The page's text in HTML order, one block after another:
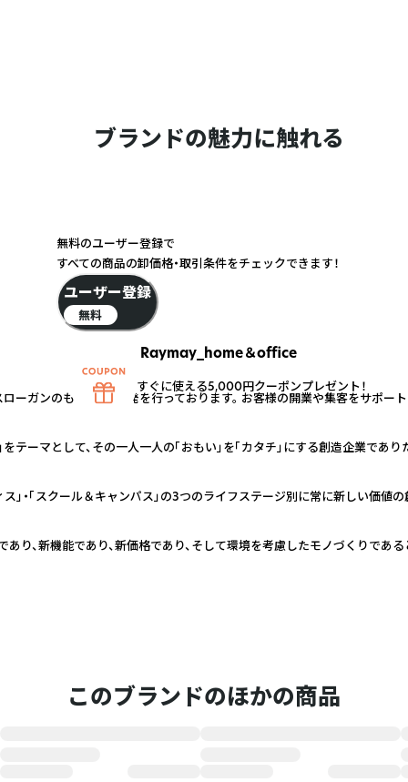
ブランドの魅力に触れる
Raymay_home＆office
ーガンのもと、商品開発を行っております。 お客様の開業や集客をサポー
テーマとして、その一人一人の「おもい」を「カタチ」にする創造企業であり
ス」・「スクール＆キャンパス」の3つのライフステージ別に常に新しい価値
り、新機能であり、新価格であり、そして環境を考慮したモノづくりである
このブランドのほかの商品
無料のユーザー登録で
すべての商品の卸価格・取引条件をチェックできます！
ユーザー登録
無料
すぐに使える5,000円クーポンプレゼント！